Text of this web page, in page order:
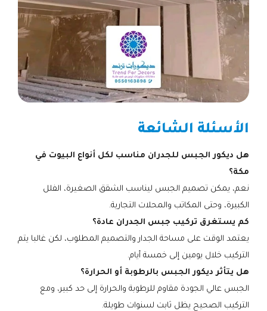
الأسئلة الشائعة
هل ديكور الجبس للجدران مناسب لكل أنواع البيوت في
مكة؟
نعم، يمكن تصميم الجبس ليناسب الشقق الصغيرة، الفلل
الكبيرة، وحتى المكاتب والمحلات التجارية.
كم يستغرق تركيب جبس الجدران عادة؟
يعتمد الوقت على مساحة الجدار والتصميم المطلوب، لكن غالبا يتم
التركيب خلال يومين إلى خمسة أيام.
هل يتأثر ديكور الجبس بالرطوبة أو الحرارة؟
الجبس عالي الجودة مقاوم للرطوبة والحرارة إلى حد كبير، ومع
التركيب الصحيح يظل ثابت لسنوات طويلة.